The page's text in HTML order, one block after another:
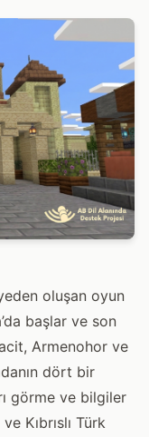
oluşan oyun
başlar ve son
Armenohor ve
dört bir
görme ve bilgiler
Kıbrıslı Türk